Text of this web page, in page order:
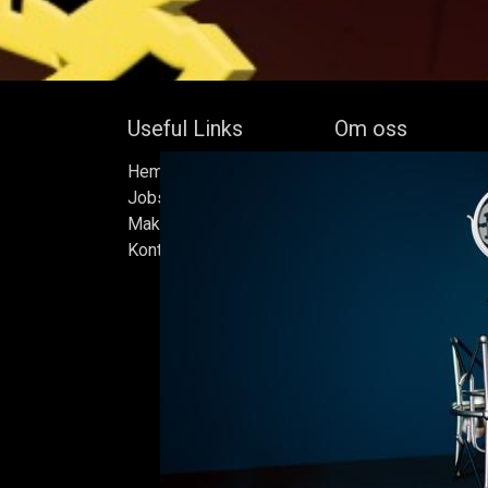
Useful Links
Hem
Jobs
Make Good
Kontakta oss
Om oss
oberoende
av Bock Brewery,
Efter nästan trettio
bryggde vi den
iskällare som
Ölen bryggs i små
sats måste
standarder vi
endast det bästa är